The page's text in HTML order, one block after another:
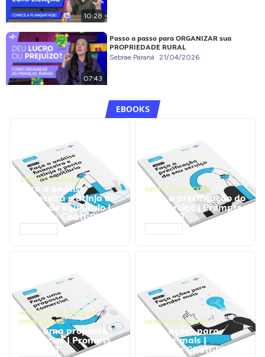
10:28
07:43
Passo a passo para ORGANIZAR sua
PROPRIEDADE RURAL
Sebrae Paraná 21/04/2026
EBOOKS
GESTÃO FINANCEIRA
Faça a análise
financeira e atinja o
ponto de equilíbrio |
Prompts ChatGPT
GESTÃO FINANCEIRA
Faça a precificação do
seu serviço | Prompts
ChatGPT
NEGÓCIOS, PROCESSOS
EMPRESARIAIS
Faça uma proposta
comercial | Prompts
ChatGPT
NEGÓCIOS, VENDAS
Faça ações para
vender mais |
Prompts ChatGPT